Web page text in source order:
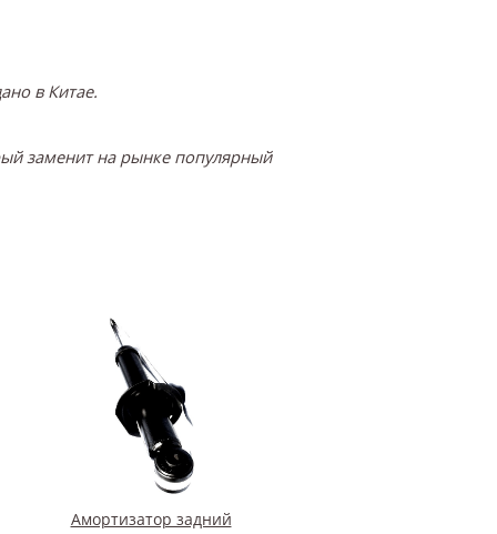
в Китае.
заменит на рынке популярный
Амортизатор задний